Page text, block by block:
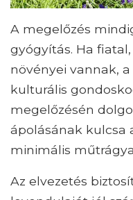
A megelőzés
gyógyítás. Ha
növényei vannak,
kulturális
megelőzésén
ápolásának kulcsa
minimális
Az elvezetés